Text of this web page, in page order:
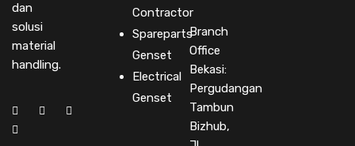
dan
solusi
material
handling.
Contractor
Spareparts
Genset
Electrical
Genset
Branch
Office
Bekasi:
Pergudangan
Tambun
Bizhub,